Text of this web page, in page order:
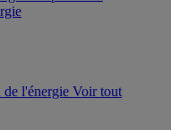
l'énergie Voir tout